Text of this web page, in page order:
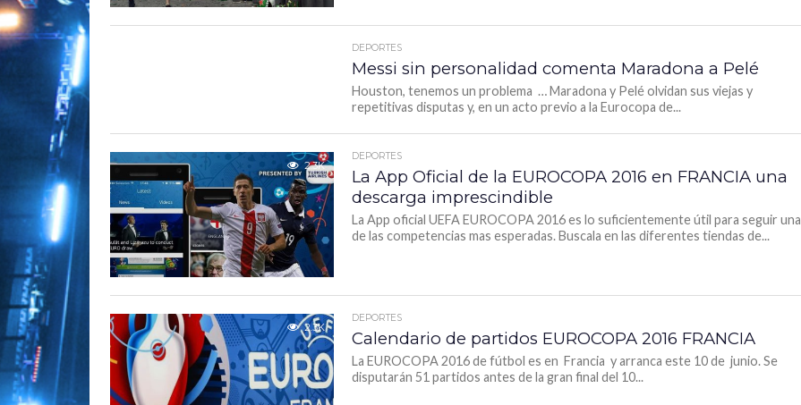
DEPORTES
Messi sin personalidad comenta Maradona a Pelé
Houston, tenemos un problema … Maradona y Pelé olvidan sus viejas y
repetitivas disputas y, en un acto previo a la Eurocopa de...
2.3K
DEPORTES
La App Oficial de la EUROCOPA 2016 en FRANCIA una
descarga imprescindible
La App oficial UEFA EUROCOPA 2016 es lo suficientemente útil para seguir una
de las competencias mas esperadas. Buscala en las diferentes tiendas de...
2.3K
DEPORTES
Calendario de partidos EUROCOPA 2016 FRANCIA
La EUROCOPA 2016 de fútbol es en Francia y arranca este 10 de junio. Se
disputarán 51 partidos antes de la gran final del 10...